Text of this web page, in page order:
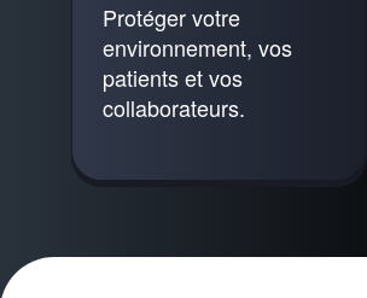
Protéger votre
environnement, vos
patients et vos
collaborateurs.